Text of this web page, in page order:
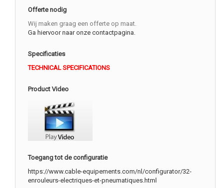
Offerte nodig
Wij maken graag een offerte op maat.
Ga hiervoor naar onze contactpagina.
Specificaties
TECHNICAL SPECIFICATIONS
Product Video
Toegang tot de configuratie
https://www.cable-equipements.com/nl/configurator/32-
enrouleurs-electriques-et-pneumatiques.html